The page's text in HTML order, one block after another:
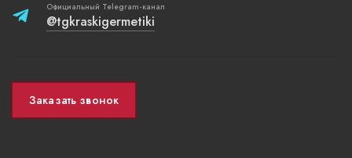
Официальный Telegram-канал
@tgkraskigermetiki
Заказать звонок